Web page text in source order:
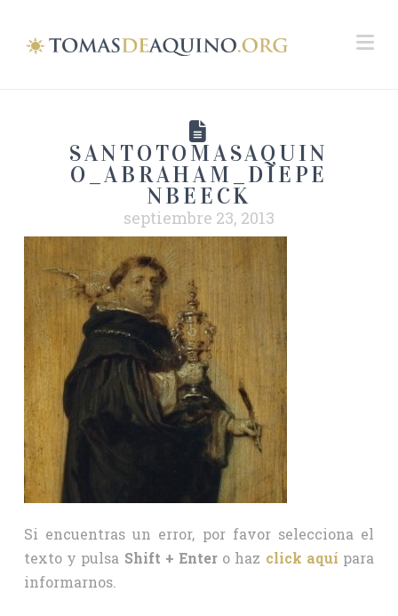
SANTOTOMASAQUIN
O_ABRAHAM_DIEPE
NBEECK
septiembre 23, 2013
Si encuentras un error, por favor selecciona el
texto y pulsa Shift + Enter o haz click aquí para
informarnos.